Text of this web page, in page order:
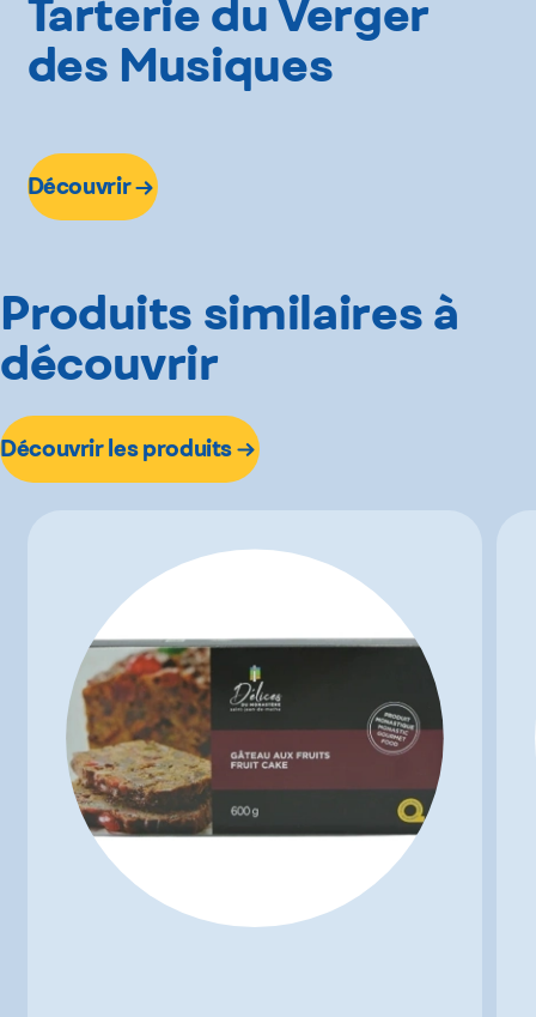
Tarterie du Verger
des Musiques
Découvrir
Produits similaires à
découvrir
Découvrir les produits